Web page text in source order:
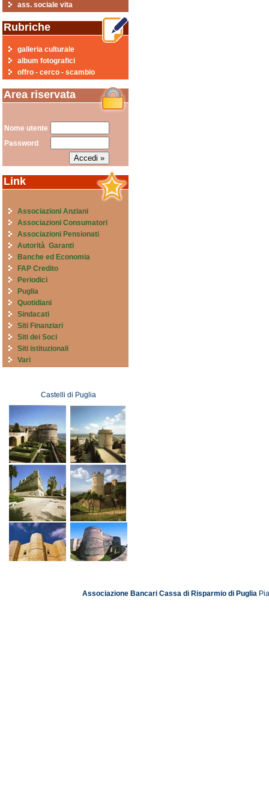
ass. sociale vita
Rubriche
galleria culturale
album fotografici
offro - cerco - scambio
Area riservata
Nome utente
Password
Link
Associazioni Anziani
Associazioni Consumatori
Associazioni Pensionati
Autorità Garanti
Banche ed Economia
FAP Credito
Periodici
Puglia
Quotidiani
Sindacati
Siti Finanziari
Siti dei Soci
Siti istituzionali
Vari
Castelli di Puglia
Associazione Bancari Cassa di Risparmio di Puglia